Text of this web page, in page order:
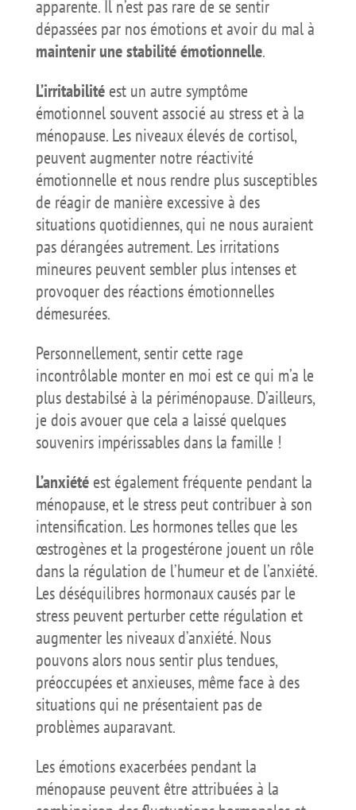
apparente. Il n’est pas rare de se sentir
dépassées par nos émotions et avoir du mal à
maintenir une stabilité émotionnelle.
L’irritabilitéest un autre symptôme
émotionnel souvent associé au stress et à la
ménopause. Les niveaux élevés de cortisol,
peuvent augmenter notre réactivité
émotionnelle et nous rendre plus susceptibles
de réagir de manière excessive à des
situations quotidiennes, qui ne nous auraient
pas dérangées autrement. Les irritations
mineures peuvent sembler plus intenses et
provoquer des réactions émotionnelles
démesurées.
Personnellement, sentir cette rage
incontrôlable monter en moi est ce qui m’a le
plus destabilsé à la périménopause. D’ailleurs,
je dois avouer que cela a laissé quelques
souvenirs impérissables dans la famille !
L’anxiétéest également fréquente pendant la
ménopause, et le stress peut contribuer à son
intensification. Les hormones telles que les
œstrogènes et la progestérone jouent un rôle
dans la régulation de l’humeur et de l’anxiété.
Les déséquilibres hormonaux causés par le
stress peuvent perturber cette régulation et
augmenter les niveaux d’anxiété. Nous
pouvons alors nous sentir plus tendues,
préoccupées et anxieuses, même face à des
situations qui ne présentaient pas de
problèmes auparavant.
Les émotions exacerbées pendant la
ménopause peuvent être attribuées à la